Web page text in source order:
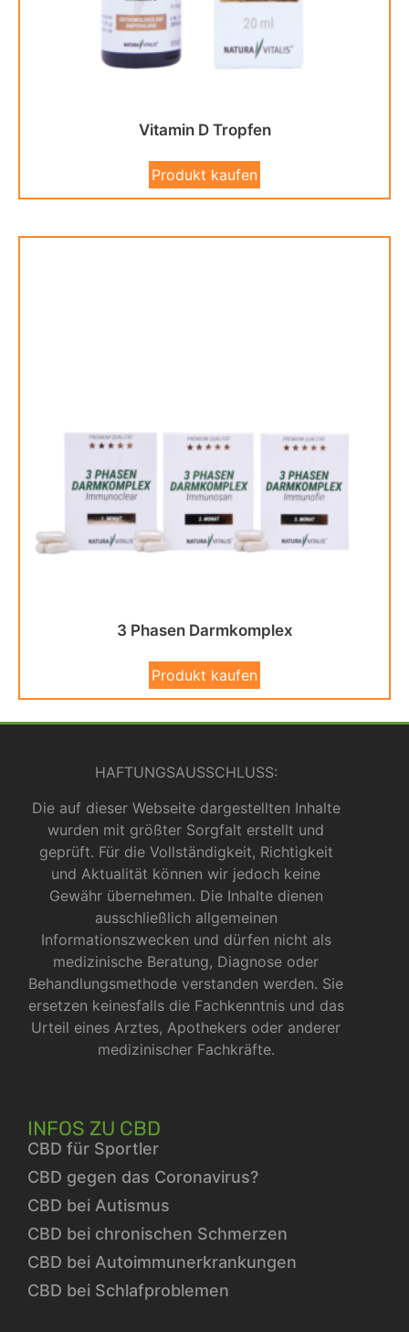
Vitamin D Tropfen
Produkt kaufen
3 Phasen Darmkomplex
Produkt kaufen
HAFTUNGSAUSSCHLUSS:
Die auf dieser Webseite dargestellten Inhalte
wurden mit größter Sorgfalt erstellt und
geprüft. Für die Vollständigkeit, Richtigkeit
und Aktualität können wir jedoch keine
Gewähr übernehmen. Die Inhalte dienen
ausschließlich allgemeinen
Informationszwecken und dürfen nicht als
medizinische Beratung, Diagnose oder
Behandlungsmethode verstanden werden. Sie
ersetzen keinesfalls die Fachkenntnis und das
Urteil eines Arztes, Apothekers oder anderer
medizinischer Fachkräfte.
INFOS ZU CBD
CBD für Sportler
CBD gegen das Coronavirus?
CBD bei Autismus
CBD bei chronischen Schmerzen
CBD bei Autoimmunerkrankungen
CBD bei Schlafproblemen